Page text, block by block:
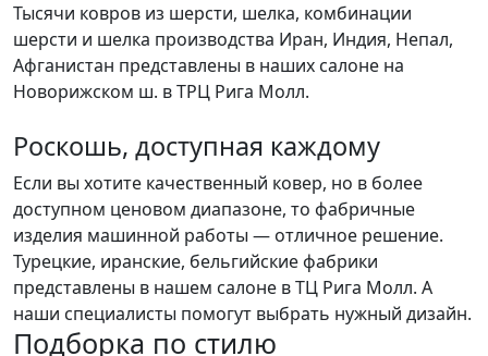
Тысячи ковров из шерсти, шелка, комбинации
шерсти и шелка производства Иран, Индия, Непал,
Афганистан представлены в наших салоне на
Новорижском ш. в ТРЦ Рига Молл.
Роскошь, доступная каждому
Если вы хотите качественный ковер, но в более
доступном ценовом диапазоне, то фабричные
изделия машинной работы — отличное решение.
Турецкие, иранские, бельгийские фабрики
представлены в нашем салоне в ТЦ Рига Молл. А
наши специалисты помогут выбрать нужный дизайн.
Подборка по стилю